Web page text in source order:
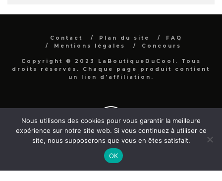
Contact Plan du site
FAQ
Mentions légales
Concours
Copyright © 2023 LaBoutiqueDuCool. Tous
droits réservés. Chaque page produit contient
un lien d'affiliation.
Nous utilisons des cookies pour vous garantir la meilleure
expérience sur notre site web. Si vous continuez à utiliser ce
site, nous supposerons que vous en êtes satisfait.
OK